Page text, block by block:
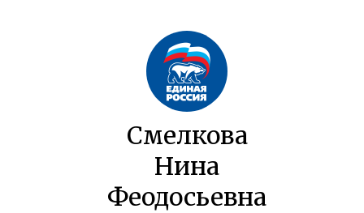
Смелкова
Нина
Феодосьевна